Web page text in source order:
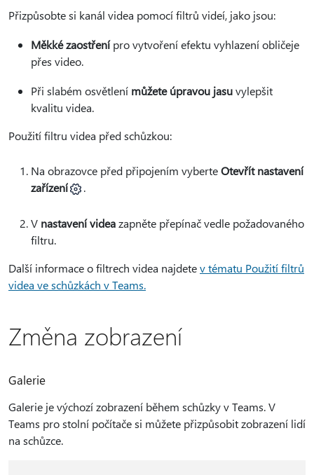
Přizpůsobte si kanál videa pomocí filtrů videí, jako jsou:
Měkké zaostřenípro vytvoření efektu vyhlazení obličeje
přes video.
Při slabém osvětlení můžete úpravou jasuvylepšit
kvalitu videa.
Použití filtru videa před schůzkou:
Na obrazovce před připojením vyberteOtevřít nastavení
zařízení
.
V nastavení videazapněte přepínač vedle požadovaného
filtru.
Další informace o filtrech videa najdetev tématu Použití filtrů
videa ve schůzkách v Teams.
Změna zobrazení
Galerie
Galerie je výchozí zobrazení během schůzky v Teams. V
Teams pro stolní počítače si můžete přizpůsobit zobrazení lidí
na schůzce.